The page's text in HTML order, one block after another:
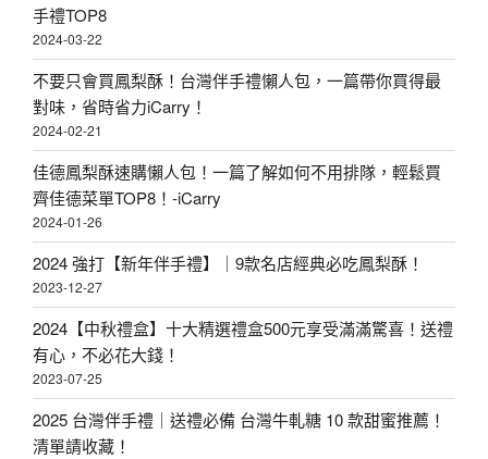
手禮TOP8
2024-03-22
不要只會買鳳梨酥！台灣伴手禮懶人包，一篇帶你買得最
對味，省時省力iCarry！
2024-02-21
佳德鳳梨酥速購懶人包！一篇了解如何不用排隊，輕鬆買
齊佳德菜單TOP8！-iCarry
2024-01-26
2024 強打【新年伴手禮】｜9款名店經典必吃鳳梨酥！
2023-12-27
2024【中秋禮盒】十大精選禮盒500元享受滿滿驚喜！送禮
有心，不必花大錢！
2023-07-25
2025 台灣伴手禮｜送禮必備 台灣牛軋糖 10 款甜蜜推薦！
清單請收藏！